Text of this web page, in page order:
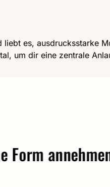
es, ausdrucksstarke
um dir eine zentrale
annehmen.